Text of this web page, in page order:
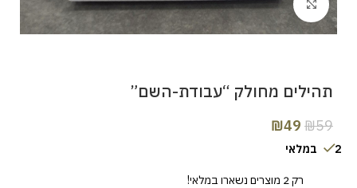
Click to enlarge
תהילים מחולק “עבודת-השם”
₪59
₪49
2 במלאי
רק 2 מוצרים נשארו במלאי!